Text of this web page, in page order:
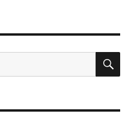
La